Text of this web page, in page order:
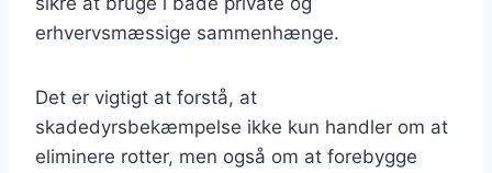
erhvervsmæssige sammenhænge.
Det er vigtigt at forstå, at
skadedyrsbekæmpelse ikke kun handler om at
eliminere rotter, men også om at forebygge